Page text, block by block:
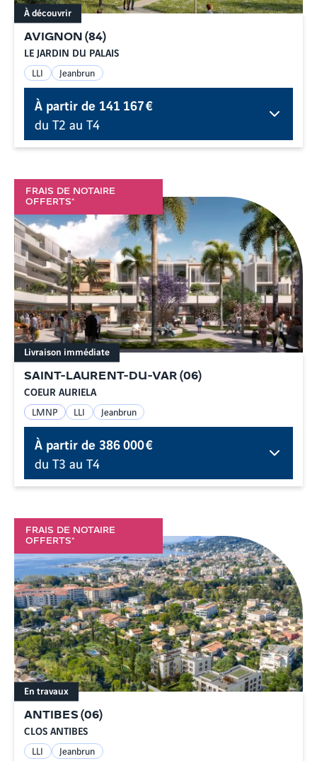
AVIGNON (84)
LE JARDIN DU PALAIS
À découvrir
LLI Jeanbrun
À partir de141 167 €
du T2 au T4
FRAIS DE NOTAIRE
OFFERTS*
SAINT-LAURENT-DU-VAR (06)
COEUR AURIELA
Livraison immédiate
LMNP LLI Jeanbrun
À partir de386 000 €
du T3 au T4
FRAIS DE NOTAIRE
OFFERTS*
ANTIBES(06)
CLOS ANTIBES
En travaux
LLI Jeanbrun